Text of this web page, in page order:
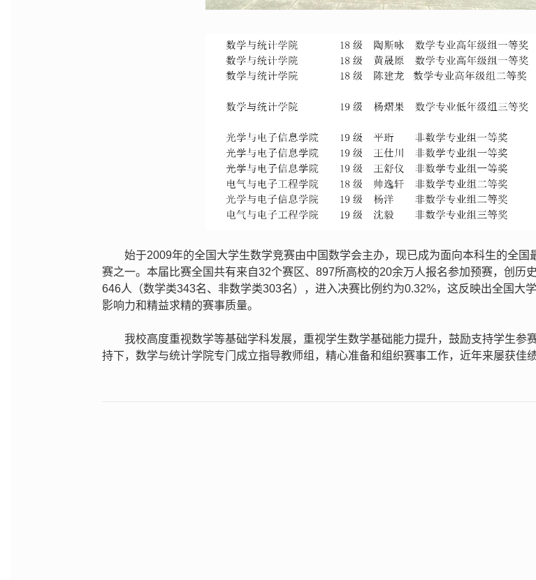
始于2009年的全国大学生数学竞赛由中国数学会主办，现已成为面向本科生的全国
赛之一。本届比赛全国共有来自32个赛区、897所高校的20余万人报名参加预赛，创历
646人（数学类343名、非数学类303名），进入决赛比例约为0.32%，这反映出全国大
影响力和精益求精的赛事质量。
我校高度重视数学等基础学科发展，重视学生数学基础能力提升，鼓励支持学生参
持下，数学与统计学院专门成立指导教师组，精心准备和组织赛事工作，近年来屡获佳绩